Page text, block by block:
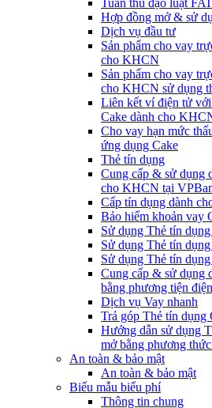
Tuân thủ đạo luật
Hợp đồng mở & sử
Dịch vụ đầu tư
Sản phẩm cho vay
cho KHCN
Sản phẩm cho vay
cho KHCN sử dụng
Liên kết ví điện tử
Cake dành cho
Cho vay hạn mức
ứng dụng Cake
Thẻ tín dụng
Cung cấp & sử dụng
cho KHCN tại
Cấp tín dụng dành
Bảo hiểm khoản vay
Sử dụng Thẻ tín
Sử dụng Thẻ tín
Sử dụng Thẻ tín
Cung cấp & sử dụng
bằng phương tiện
Dịch vụ Vay nhanh
Trả góp Thẻ tín dụng
Hướng dẫn sử dụng
mở bằng phương
An toàn & bảo mật
An toàn & bảo mật
Biểu mẫu biểu phí
Thông tin chung